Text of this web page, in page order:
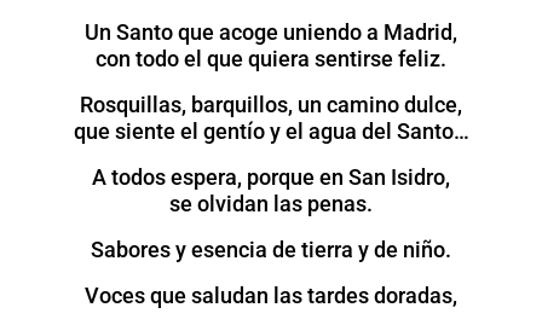
Un Santo que acoge uniendo a Madrid,
con todo el que quiera sentirse feliz.
Rosquillas, barquillos, un camino dulce,
que siente el gentío y el agua del Santo…
A todos espera, porque en San Isidro,
se olvidan las penas.
Sabores y esencia de tierra y de niño.
Voces que saludan las tardes doradas,